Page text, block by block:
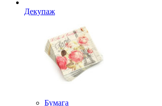
Декупаж
Бумага